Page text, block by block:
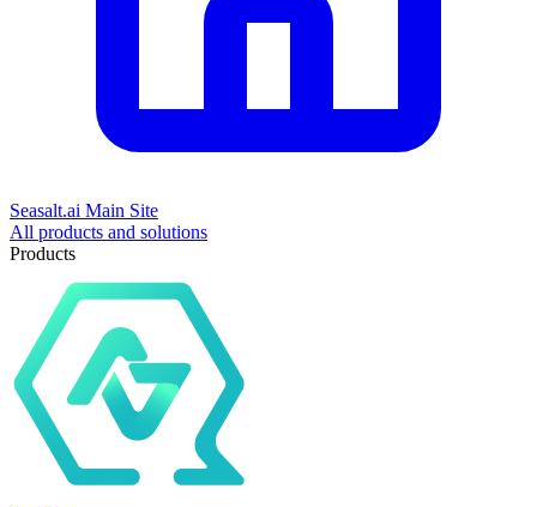
Seasalt.ai Main Site
All products and solutions
Products